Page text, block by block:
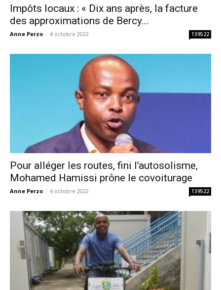
Impôts locaux : « Dix ans après, la facture
des approximations de Bercy...
Anne Perzo - 4 octobre 2022 139522
Pour alléger les routes, fini l’autosolisme,
Mohamed Hamissi prône le covoiturage
Anne Perzo - 4 octobre 2022 139522